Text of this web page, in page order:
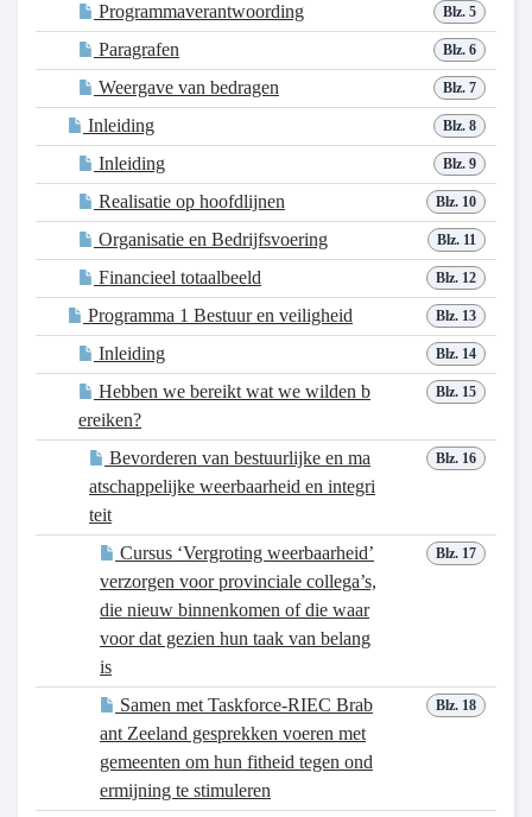
Blz. 5
Programmaverantwoording
Blz. 6
Paragrafen
Blz. 7
Weergave van bedragen
Blz. 8
Inleiding
Blz. 9
Inleiding
Blz. 10
Realisatie op hoofdlijnen
Blz. 11
Organisatie en Bedrijfsvoering
Blz. 12
Financieel totaalbeeld
Blz. 13
Programma 1 Bestuur en veiligheid
Blz. 14
Inleiding
Blz. 15
Hebben we bereikt wat we wilden b
ereiken?
Blz. 16
Bevorderen van bestuurlijke en ma
atschappelijke weerbaarheid en integri
teit
Blz. 17
Cursus ‘Vergroting weerbaarheid’
verzorgen voor provinciale collega’s,
die nieuw binnenkomen of die waar
voor dat gezien hun taak van belang
is
Blz. 18
Samen met Taskforce-RIEC Brab
ant Zeeland gesprekken voeren met
gemeenten om hun fitheid tegen ond
ermijning te stimuleren